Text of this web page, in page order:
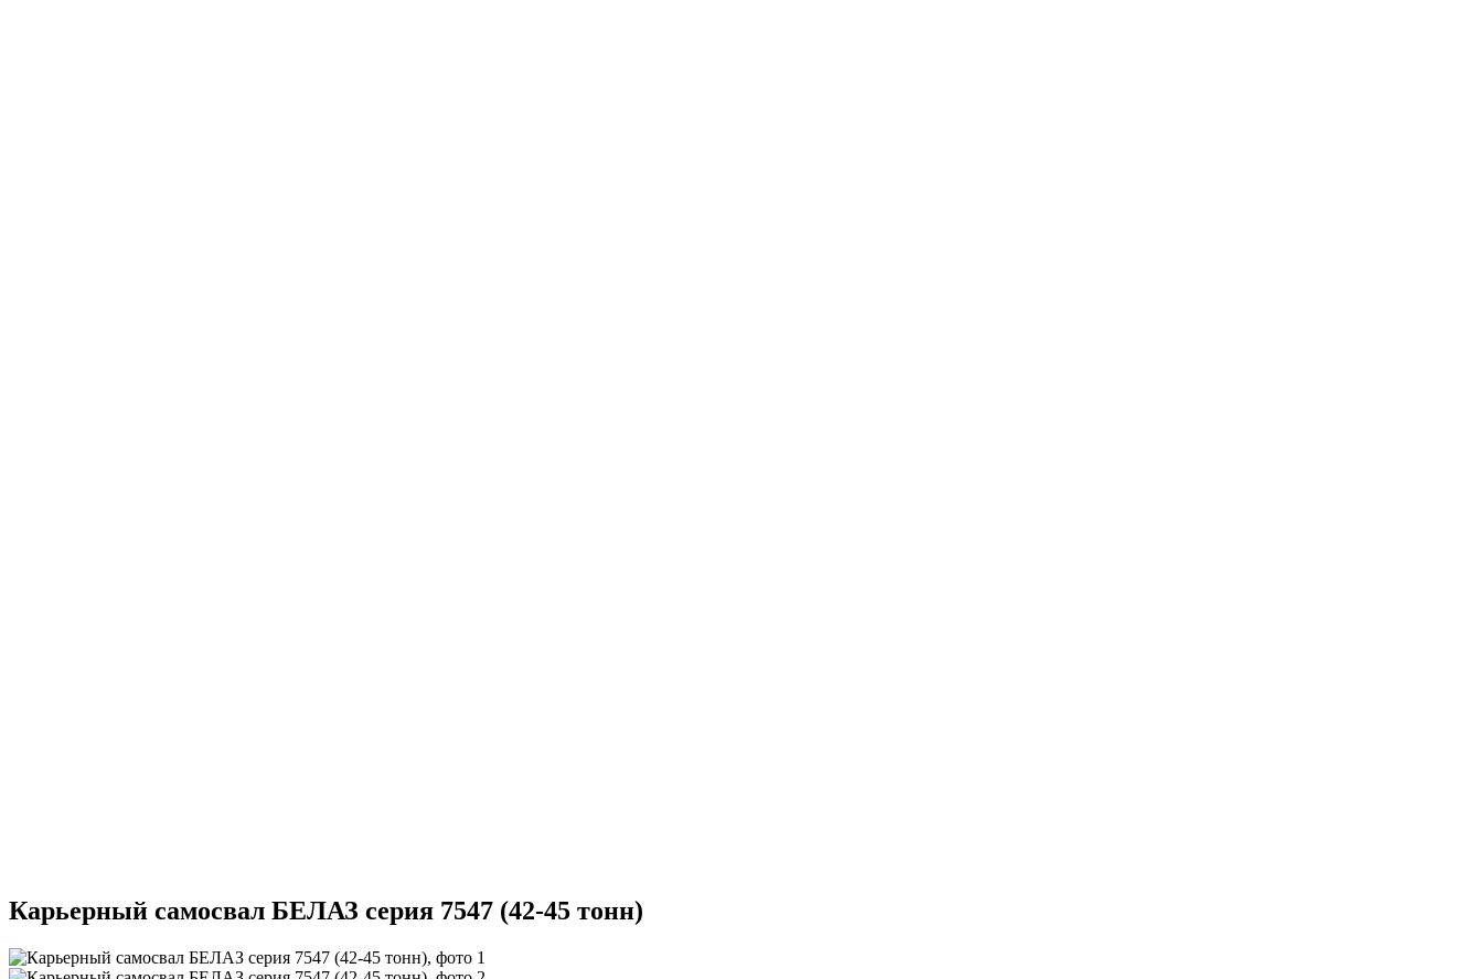
Карьерный самосвал БЕЛАЗ серия 7547 (42-45 тонн)